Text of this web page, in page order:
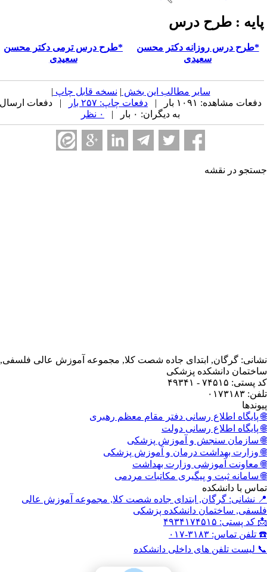
: طرح درس
*طرح درس روزانه دکتر محسن
سعیدی
*طرح درس ترمی دکتر محسن
سعیدی
سایر مطالب این بخش | نسخه قابل چاپ|
دفعات مشاهده: ۱۰۹۱ بار |
دفعات چاپ: ۲۵۷ بار
| دفعات ارسال
به دیگران: ۰ بار |
در نقشه
گرگان, ابتدای جاده شصت کلا, مجموعه آموزش عالی فلسفی,
دانشکده پزشکی
۷۴۵۱۵ - ۴۹۳۴۱
۰۱۷۳۱۸۳
پایگاه اطلاع رسانی دفتر مقام معظم رهبری
پایگاه اطلاع رسانی دولت
سازمان سنجش و آموزش پزشکی
وزارت بهداشت درمان و آموزش پزشکی
معاونت آموزشی وزارت بهداشت
سامانه ثبت و پیگیری مکاتبات مردمی
با دانشکده
نشانی: گرگان, ابتدای جاده شصت کلا, مجموعه آموزش عالی
ساختمان دانشکده پزشکی
پستی: ۴۹۳۴۱۷۴۵۱۵
تماس: ۳۱۸۳-۰۱۷
لیست تلفن های داخلی دانشکده